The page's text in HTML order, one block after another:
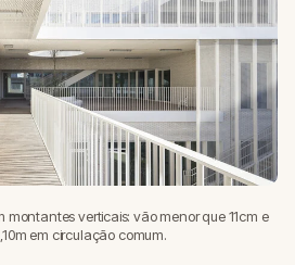
verticais: vão menor que 11cm e
em circulação comum.